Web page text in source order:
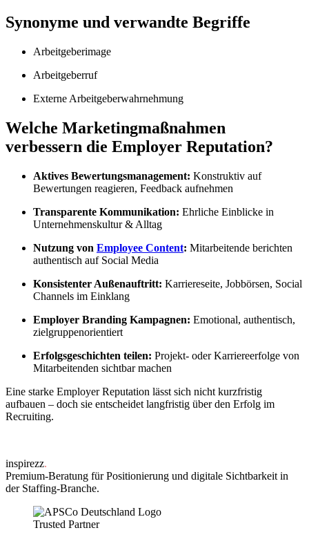
Synonyme und verwandte Begriffe
Arbeitgeberimage
Arbeitgeberruf
Externe Arbeitgeberwahrnehmung
Welche Marketingmaßnahmen
verbessern die Employer Reputation?
Aktives Bewertungsmanagement: Konstruktiv auf
Bewertungen reagieren, Feedback aufnehmen
Transparente Kommunikation: Ehrliche Einblicke in
Unternehmenskultur & Alltag
Nutzung von Employee Content: Mitarbeitende berichten
authentisch auf Social Media
Konsistenter Außenauftritt: Karriereseite, Jobbörsen, Social
Channels im Einklang
Employer Branding Kampagnen: Emotional, authentisch,
zielgruppenorientiert
Erfolgsgeschichten teilen: Projekt- oder Karriereerfolge von
Mitarbeitenden sichtbar machen
Eine starke Employer Reputation lässt sich nicht kurzfristig
aufbauen – doch sie entscheidet langfristig über den Erfolg im
Recruiting.
inspirezz.
Premium-Beratung für Positionierung und digitale Sichtbarkeit in
der Staffing-Branche.
Trusted Partner